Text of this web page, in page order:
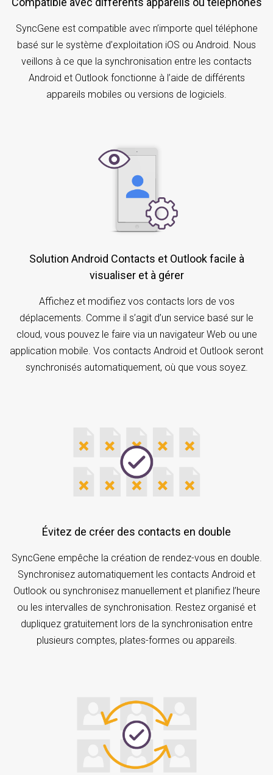
SyncGene est compatible avec n’importe quel téléphone
basé sur le système d’exploitation iOS ou Android. Nous
veillons à ce que la synchronisation entre les contacts
Android et Outlook fonctionne à l’aide de différents
appareils mobiles ou versions de logiciels.
Solution Android Contacts et Outlook facile à
visualiser et à gérer
Affichez et modifiez vos contacts lors de vos
déplacements. Comme il s’agit d’un service basé sur le
cloud, vous pouvez le faire via un navigateur Web ou une
application mobile. Vos contacts Android et Outlook seront
synchronisés automatiquement, où que vous soyez.
Évitez de créer des contacts en double
SyncGene empêche la création de rendez-vous en double.
Synchronisez automatiquement les contacts Android et
Outlook ou synchronisez manuellement et planifiez l’heure
ou les intervalles de synchronisation. Restez organisé et
dupliquez gratuitement lors de la synchronisation entre
plusieurs comptes, plates-formes ou appareils.